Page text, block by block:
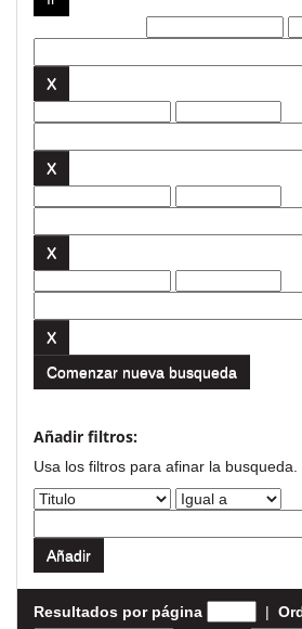
Comenzar nueva busqueda
Añadir filtros:
Usa los filtros para afinar la busqueda.
Resultados por página |